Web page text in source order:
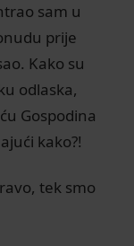
sam u
prije
Kako su
odlaska,
Gospodina
kako?!
tek smo